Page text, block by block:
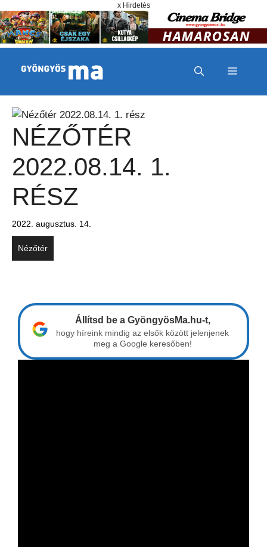
x Hirdetés
MENÜ
NÉZŐTÉR
2022.08.14. 1.
RÉSZ
2022. augusztus. 14.
Nézőtér
Állítsd be a GyöngyösMa.hu-t,
hogy híreink mindig az elsők között jelenjenek
meg a Google keresőben!